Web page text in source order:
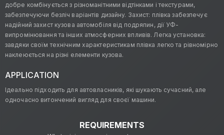
добре комбінується з різноманітними відтінками і текстурами,
забезпечуючи безліч варіантів дизайну. Захист: плівка забезпечує
надійний захист кузова автомобіля від подряпин, дії УФ-
випромінювання та інших атмосферних впливів. Легка установка:
завдяки своїм технічним характеристикам плівка легко та рівномірно
наклеюється на різні елементи кузова.
APPLICATION
Ідеально підходить для автовласників, які шукають сучасний, але
одночасно витончений вигляд для своєї машини.
REQUIREMENTS